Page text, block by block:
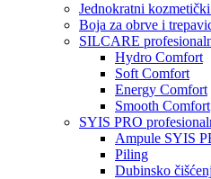
Jednokratni
Boja za obrve i
SILCARE
Hydro Comfort
Soft Comfort
Energy Comfort
Smooth Comfort
SYIS PRO
Ampule SYIS
Piling
Dubinsko